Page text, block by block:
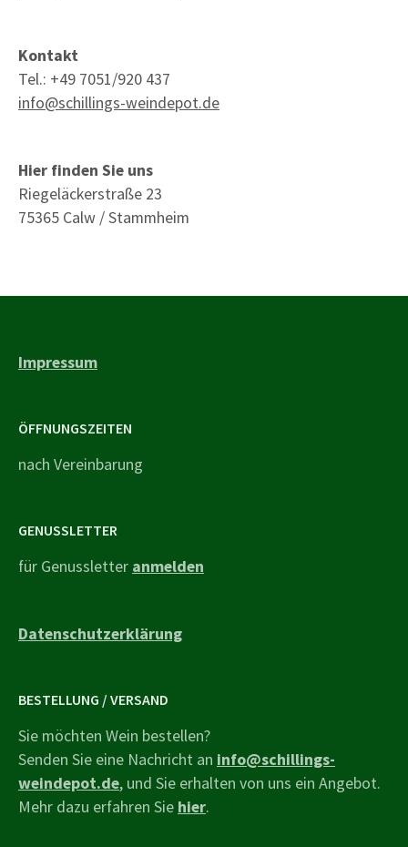
Kontakt
Tel.: +49 7051/920 437
info@schillings-weindepot.de
Hier finden Sie uns
Riegeläckerstraße 23
75365 Calw / Stammheim
Impressum
ÖFFNUNGSZEITEN
nach Vereinbarung
GENUSSLETTER
für Genussletter anmelden
Datenschutzerklärung
BESTELLUNG / VERSAND
Sie möchten Wein bestellen?
Senden Sie eine Nachricht an info@schillings-
weindepot.de, und Sie erhalten von uns ein Angebot.
Mehr dazu erfahren Sie hier.